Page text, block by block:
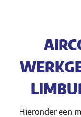
Hieronder een